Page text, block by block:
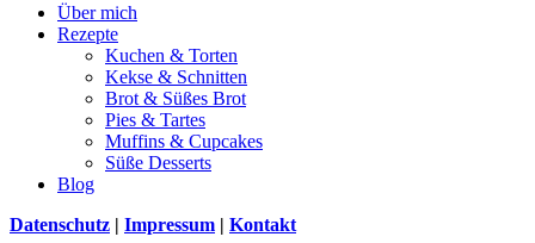
Über mich
Rezepte
Kuchen & Torten
Kekse & Schnitten
Brot & Süßes Brot
Pies & Tartes
Muffins & Cupcakes
Süße Desserts
Blog
Datenschutz | Impressum | Kontakt